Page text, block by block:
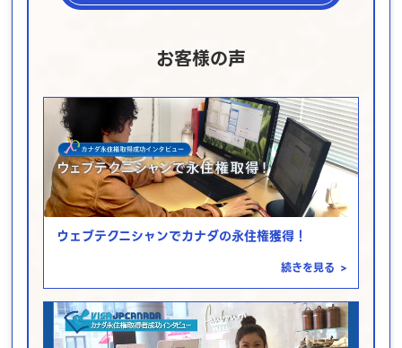
お客様の声
ウェブテクニシャンでカナダの永住権獲得！
続きを見る >